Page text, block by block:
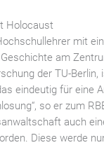
Holocaust
mit
am
der TU-Berlin,
eindeutig für eine
so er zum
auch
Diese werde